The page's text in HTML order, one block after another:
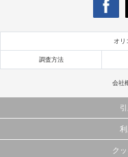
オリ
調査方法
会社
当サイトで公開されている情報（文
当サイトに掲載している内容はすべて
ク